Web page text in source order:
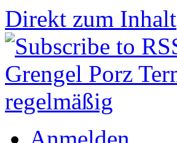
Direkt zum Inhalt